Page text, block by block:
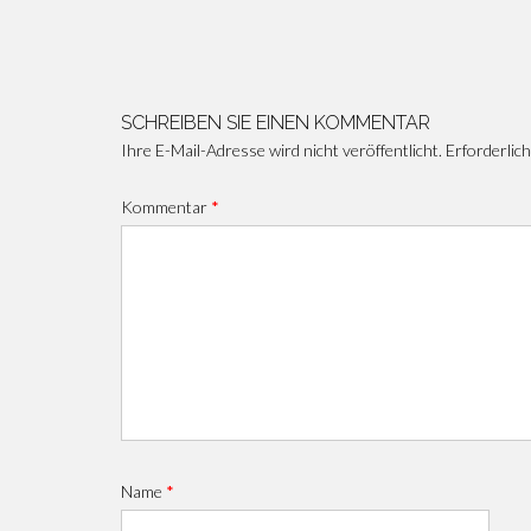
SCHREIBEN SIE EINEN KOMMENTAR
Ihre E-Mail-Adresse wird nicht veröffentlicht.
Kommentar *
Name *